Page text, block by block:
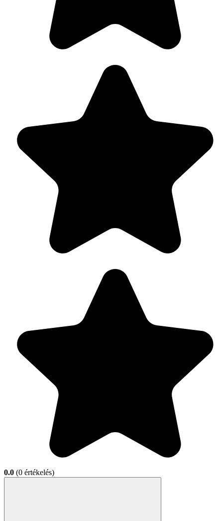
0.0 (0 értékelés)